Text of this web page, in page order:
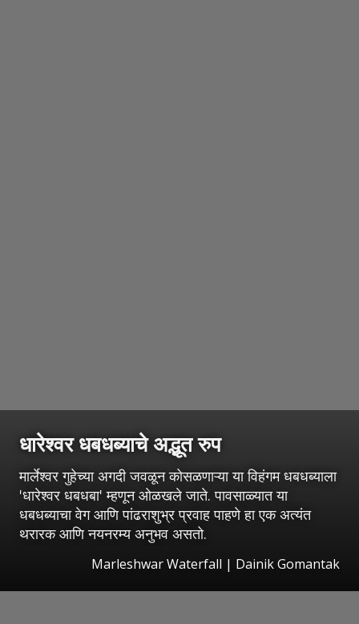
धारेश्वर धबधब्याचे अद्भूत रुप
मार्लेश्वर गुहेच्या अगदी जवळून कोसळणाऱ्या या विहंगम धबधब्याला
'धारेश्वर धबधबा' म्हणून ओळखले जाते. पावसाळ्यात या
धबधब्याचा वेग आणि पांढराशुभ्र प्रवाह पाहणे हा एक अत्यंत
थरारक आणि नयनरम्य अनुभव असतो.
Marleshwar Waterfall | Dainik Gomantak